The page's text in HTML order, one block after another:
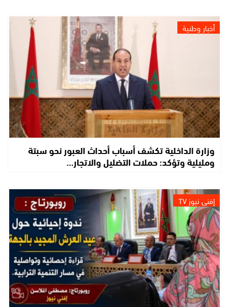
أخبار وطنية
وزارة الداخلية تكشف أسباب أحداث العبور نحو سبتة
ومليلية وتؤكد: حملات التضليل والاتجار…
إفني نيوز TV